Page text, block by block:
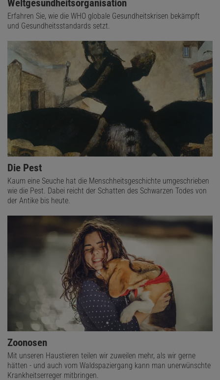
Weltgesundheitsorganisation
Erfahren Sie, wie die WHO globale Gesundheitskrisen bekämpft
und Gesundheitsstandards setzt.
Die Pest
Kaum eine Seuche hat die Menschheitsgeschichte umgeschrieben
wie die Pest. Dabei reicht der Schatten des Schwarzen Todes von
der Antike bis heute.
Zoonosen
Mit unseren Haustieren teilen wir zuweilen mehr, als wir gerne
hätten - und auch vom Waldspaziergang kann man unerwünschte
Krankheitserreger mitbringen.